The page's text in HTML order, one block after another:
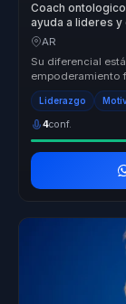
Coach
ayuda a lideres
voz propia.
AR
Su diferencial
empoderamiento
liderazgo, voz
Liderazgo
4conf.